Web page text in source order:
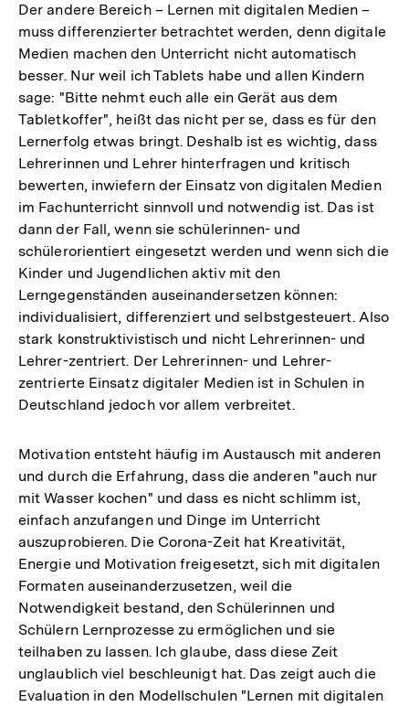
Der andere Bereich – Lernen mit digitalen Medien –
muss differenzierter betrachtet werden, denn digitale
Medien machen den Unterricht nicht automatisch
besser. Nur weil ich Tablets habe und allen Kindern
sage: "Bitte nehmt euch alle ein Gerät aus dem
Tabletkoffer", heißt das nicht per se, dass es für den
Lernerfolg etwas bringt. Deshalb ist es wichtig, dass
Lehrerinnen und Lehrer hinterfragen und kritisch
bewerten, inwiefern der Einsatz von digitalen Medien
im Fachunterricht sinnvoll und notwendig ist. Das ist
dann der Fall, wenn sie schülerinnen- und
schülerorientiert eingesetzt werden und wenn sich die
Kinder und Jugendlichen aktiv mit den
Lerngegenständen auseinandersetzen können:
individualisiert, differenziert und selbstgesteuert. Also
stark konstruktivistisch und nicht Lehrerinnen- und
Lehrer-zentriert. Der Lehrerinnen- und Lehrer-
zentrierte Einsatz digitaler Medien ist in Schulen in
Deutschland jedoch vor allem verbreitet.
Motivation entsteht häufig im Austausch mit anderen
und durch die Erfahrung, dass die anderen "auch nur
mit Wasser kochen" und dass es nicht schlimm ist,
einfach anzufangen und Dinge im Unterricht
auszuprobieren. Die Corona-Zeit hat Kreativität,
Energie und Motivation freigesetzt, sich mit digitalen
Formaten auseinanderzusetzen, weil die
Notwendigkeit bestand, den Schülerinnen und
Schülern Lernprozesse zu ermöglichen und sie
teilhaben zu lassen. Ich glaube, dass diese Zeit
unglaublich viel beschleunigt hat. Das zeigt auch die
Evaluation in den Modellschulen "Lernen mit digitalen